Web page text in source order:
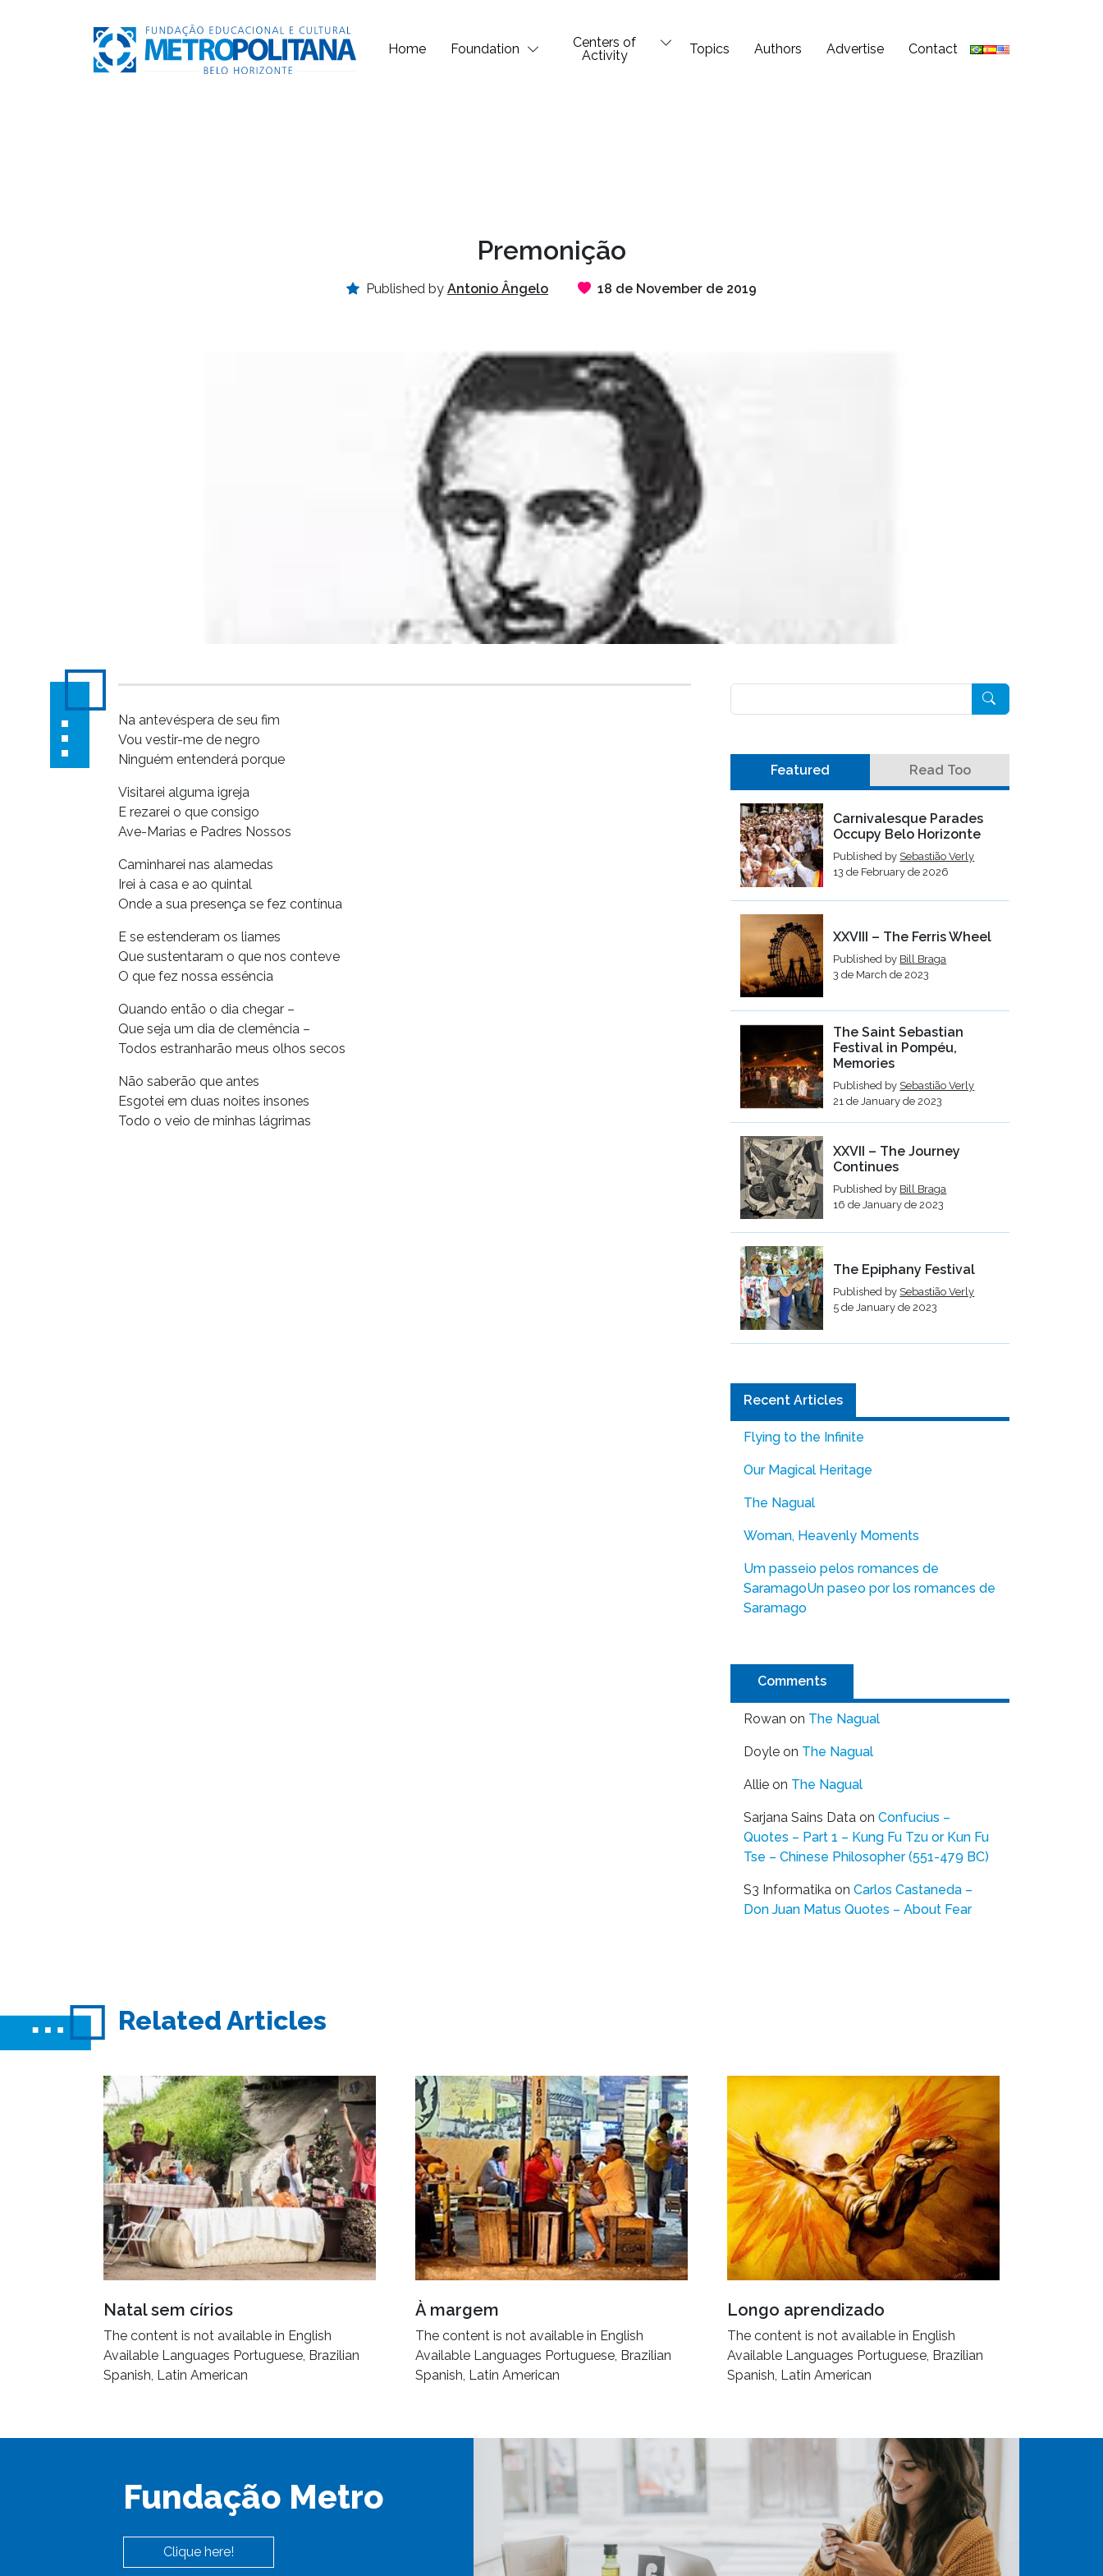
Home Foundation
Centers of
Activity
Topics Authors Advertise Contact
Premonição
Published by Antonio Ângelo 18 de November de 2019
Na antevéspera de seu fim
Vou vestir-me de negro
Ninguém entenderá porque
Visitarei alguma igreja
E rezarei o que consigo
Ave-Marias e Padres Nossos
Caminharei nas alamedas
Irei à casa e ao quintal
Onde a sua presença se fez contínua
E se estenderam os liames
Que sustentaram o que nos conteve
O que fez nossa essência
Quando então o dia chegar –
Que seja um dia de clemência –
Todos estranharão meus olhos secos
Não saberão que antes
Esgotei em duas noites insones
Todo o veio de minhas lágrimas
Featured Read Too
Carnivalesque Parades
Occupy Belo Horizonte
Published by Sebastião Verly
13 de February de 2026
XXVIII – The Ferris Wheel
Published by Bill Braga
3 de March de 2023
The Saint Sebastian
Festival in Pompéu,
Memories
Published by Sebastião Verly
21 de January de 2023
XXVII – The Journey
Continues
Published by Bill Braga
16 de January de 2023
The Epiphany Festival
Published by Sebastião Verly
5 de January de 2023
Recent Articles
Flying to the Infinite
Our Magical Heritage
The Nagual
Woman, Heavenly Moments
Um passeio pelos romances de
SaramagoUn paseo por los romances de
Saramago
Comments
Rowan on The Nagual
Doyle on The Nagual
Allie on The Nagual
Sarjana Sains Data on Confucius –
Quotes – Part 1 – Kung Fu Tzu or Kun Fu
Tse – Chinese Philosopher (551-479 BC)
S3 Informatika on Carlos Castaneda –
Don Juan Matus Quotes – About Fear
Related Articles
Natal sem círios
The content is not available in English
Available Languages Portuguese, Brazilian
Spanish, Latin American
À margem
The content is not available in English
Available Languages Portuguese, Brazilian
Spanish, Latin American
Longo aprendizado
The content is not available in English
Available Languages Portuguese, Brazilian
Spanish, Latin American
Fundação Metro
Clique here!